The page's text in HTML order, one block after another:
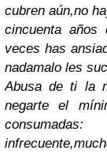
cubren aún,no
cincuenta años
veces has
nadamalo les
Abusa de ti la
negarteel
consumadas:
infrecuente,